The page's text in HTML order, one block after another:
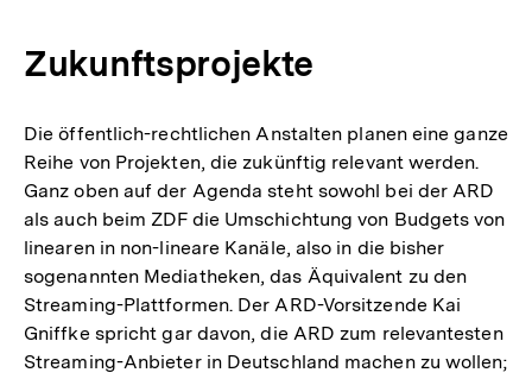
Zukunftsprojekte
Die öffentlich-rechtlichen Anstalten planen eine ganze
Reihe von Projekten, die zukünftig relevant werden.
Ganz oben auf der Agenda steht sowohl bei der ARD
als auch beim ZDF die Umschichtung von Budgets von
linearen in non-lineare Kanäle, also in die bisher
sogenannten Mediatheken, das Äquivalent zu den
Streaming-Plattformen. Der ARD-Vorsitzende Kai
Gniffke spricht gar davon, die ARD zum relevantesten
Streaming-Anbieter in Deutschland machen zu wollen;